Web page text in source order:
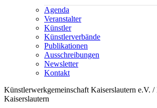
Agenda
Veranstalter
Künstler
Künstlerverbände
Publikationen
Ausschreibungen
Newsletter
Kontakt
Künstlerwerkgemeinschaft Kaiserslautern e.V.
Kaiserslautern